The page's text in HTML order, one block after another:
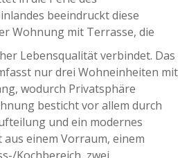
beeindruckt diese
Wohnung mit Terrasse, die
Lebensqualität verbindet. Das
nur drei Wohneinheiten mit
wodurch Privatsphäre
besticht vor allem durch
und ein modernes
aus einem Vorraum, einem